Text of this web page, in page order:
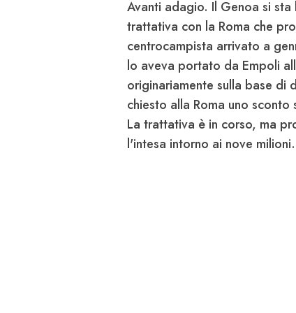
Avanti adagio. Il Genoa si sta
trattativa con la Roma che
centrocampista arrivato a
lo aveva portato da Empoli
originariamente sulla base di
chiesto alla Roma uno sconto
La trattativa è in corso, ma
l'intesa intorno ai nove milioni.